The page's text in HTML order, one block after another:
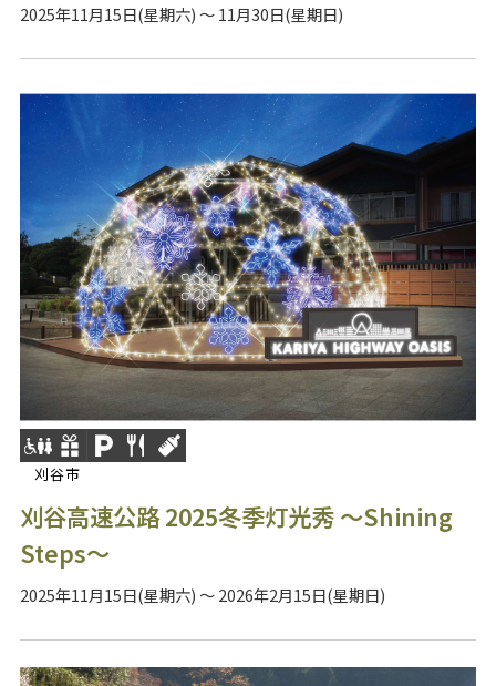
2025年11月15日(星期六) ～ 11月30日(星期日)
刈谷市
刈谷高速公路 2025冬季灯光秀 ～Shining
Steps～
2025年11月15日(星期六) ～ 2026年2月15日(星期日)